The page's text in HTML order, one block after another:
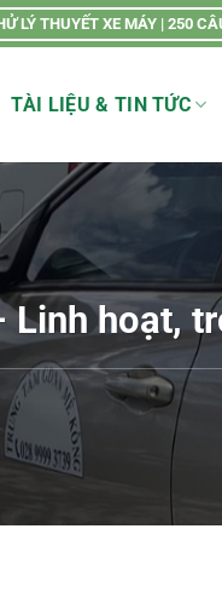
LÝ THUYẾT XE MÁY | 250
TÀI LIỆU & TIN TỨC
hoạt,